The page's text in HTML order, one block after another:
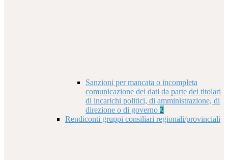
Sanzioni per mancata o incompleta
comunicazione dei dati da parte dei titolari
di incarichi politici, di amministrazione, di
direzione o di governo 2
Rendiconti gruppi consiliari regionali/provinciali